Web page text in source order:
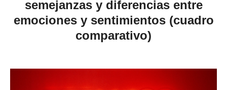
semejanzas y diferencias entre
emociones y sentimientos (cuadro
comparativo)